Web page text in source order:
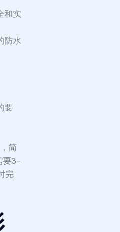
和实
防水
要
简
要3-
完